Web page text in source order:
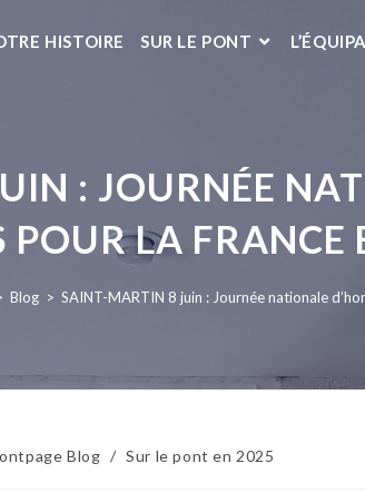
HISTOIRE SUR LE PONT
: JOURNÉE
POUR LA FRANCE
Blog > SAINT-MARTIN 8 juin : Journée nationale
Blog / Sur le pont en 2025